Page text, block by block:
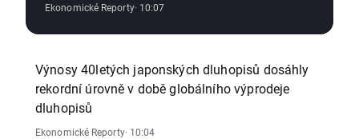
Ekonomické Reporty· 10:07
Výnosy 40letých japonských dluhopisů dosáhly
rekordní úrovně v době globálního výprodeje
dluhopisů
Ekonomické Reporty· 10:04